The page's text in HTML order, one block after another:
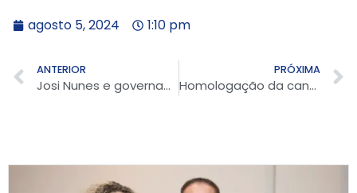
agosto 5, 2024 1:10 pm
ANTERIOR
Josi Nunes e governador Wanderlei Barbosa discutem parcerias entre estado e Gurupi
PRÓXIMA
Homologação da candidatura de Josi Nunes marca maior convenção da história de Gurupi